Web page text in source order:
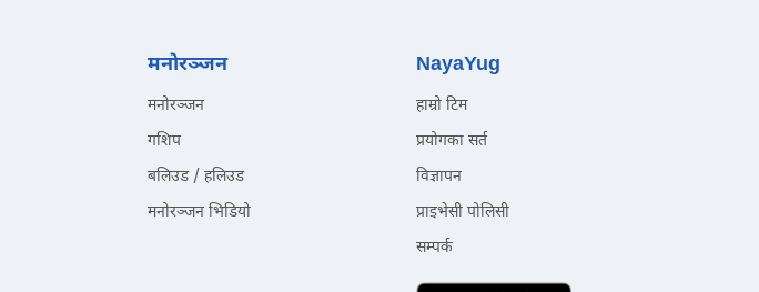
मनोरञ्जन
मनोरञ्जन
गशिप
बलिउड / हलिउड
मनोरञ्जन भिडियो
NayaYug
हाम्रो टिम
प्रयोगका सर्त
विज्ञापन
प्राइभेसी पोलिसी
सम्पर्क